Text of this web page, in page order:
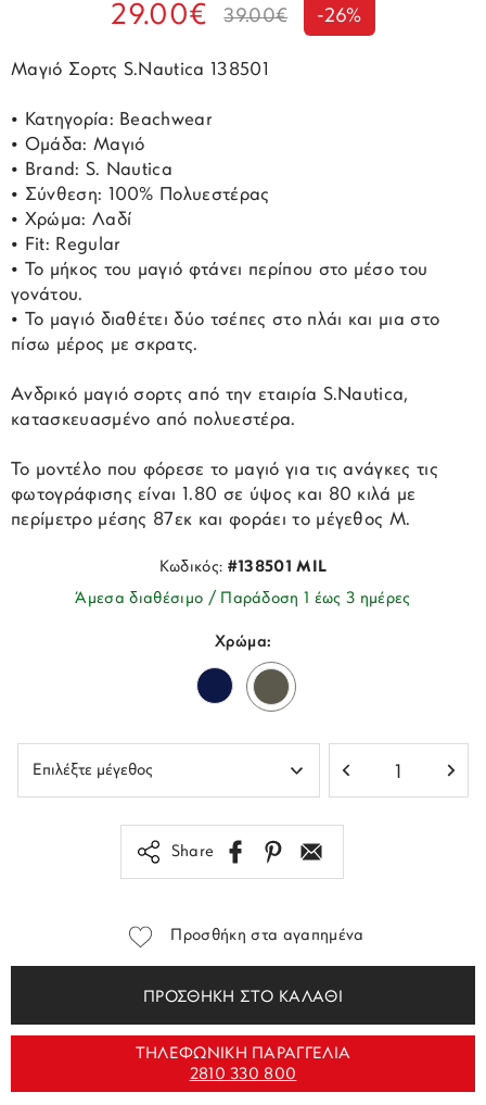
29.00€ 39.00€ -26%
Μαγιό Σορτς S.Nautica 138501
• Κατηγορία: Beachwear
• Ομάδα: Μαγιό
• Brand: S. Nautica
• Σύνθεση: 100% Πολυεστέρας
• Χρώμα: Λαδί
• Fit: Regular
• Το μήκος του μαγιό φτάνει περίπου στο μέσο του
γονάτου.
• Το μαγιό διαθέτει δύο τσέπες στο πλάι και μια στο
πίσω μέρος με σκρατς.
Ανδρικό μαγιό σορτς από την εταιρία S.Nautica,
κατασκευασμένο από πολυεστέρα.
Το μοντέλο που φόρεσε το μαγιό για τις ανάγκες τις
φωτογράφισης είναι 1.80 σε ύψος και 80 κιλά με
περίμετρο μέσης 87εκ και φοράει το μέγεθος Μ.
Κωδικός: #138501 MIL
Άμεσα διαθέσιμο / Παράδοση 1 έως 3 ημέρες
Χρώμα:
Share
Προσθήκη στα αγαπημένα
ΠΡΟΣΘΗΚΗ ΣΤΟ ΚΑΛΑΘΙ
ΤΗΛΕΦΩΝΙΚΗ ΠΑΡΑΓΓΕΛΙΑ
2810 330 800